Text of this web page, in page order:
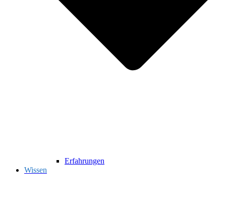
Erfahrungen
Wissen